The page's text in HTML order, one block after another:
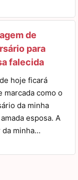
de
para
falecida
hoje ficará
marcada como o
da minha
esposa. A
da minha…